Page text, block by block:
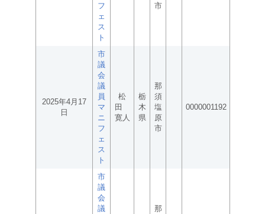
フ
ェ
ス
ト
市
2025年4月17
日
市
議
会
議
員
マ
ニ
フ
ェ
ス
ト
松
田
寛人
栃
木
県
那
須
塩
原
市
0000001192
市
議
会
議
那